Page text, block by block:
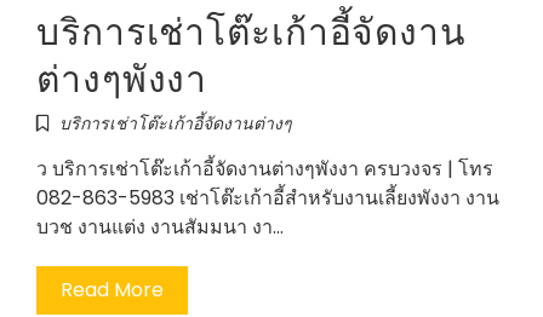
บริการเช่าโต๊ะเก้าอี้จัดงาน
ต่างๆพังงา
บริการเช่าโต๊ะเก้าอี้จัดงานต่างๆ
ว บริการเช่าโต๊ะเก้าอี้จัดงานต่างๆพังงา ครบวงจร | โทร
082-863-5983 เช่าโต๊ะเก้าอี้สำหรับงานเลี้ยงพังงา งาน
บวช งานแต่ง งานสัมมนา งา…
Read More